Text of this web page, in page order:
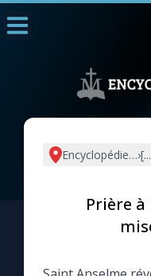
L'actualité de la
Encyclopédie ›
Prière à